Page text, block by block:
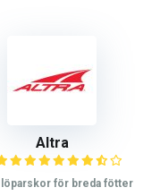
Altra
löparskor för breda fötter